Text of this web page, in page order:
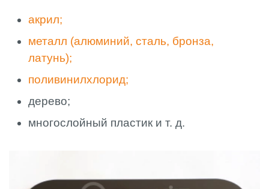
акрил;
металл (алюминий, сталь, бронза,
латунь);
поливинилхлорид;
дерево;
многослойный пластик и т. д.